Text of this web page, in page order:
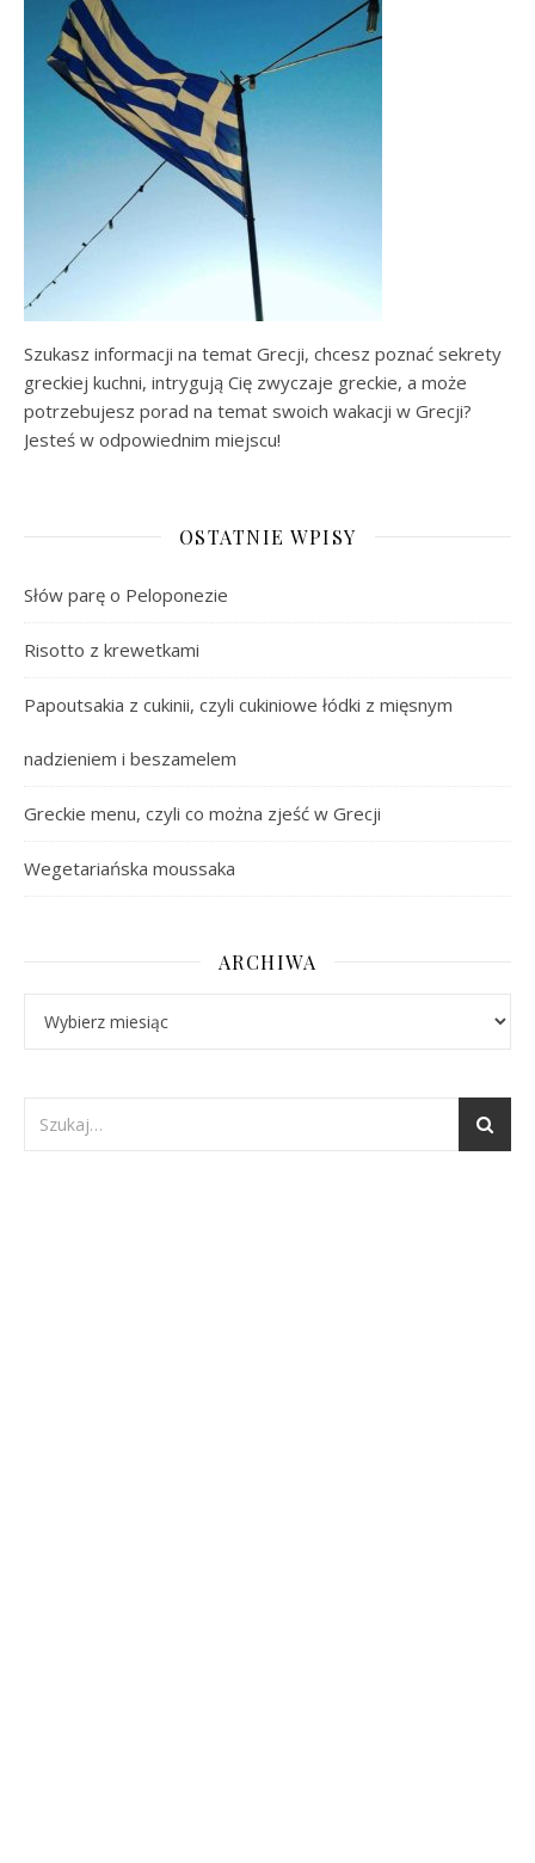
Szukasz informacji na temat Grecji, chcesz poznać sekrety
greckiej kuchni, intrygują Cię zwyczaje greckie, a może
potrzebujesz porad na temat swoich wakacji w Grecji?
Jesteś w odpowiednim miejscu!
OSTATNIE WPISY
Słów parę o Peloponezie
Risotto z krewetkami
Papoutsakia z cukinii, czyli cukiniowe łódki z mięsnym
nadzieniem i beszamelem
Greckie menu, czyli co można zjeść w Grecji
Wegetariańska moussaka
ARCHIWA